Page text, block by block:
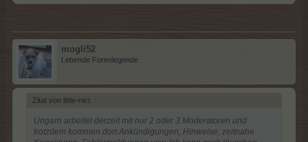
mogli52
Lebende Forenlegende
Zitat von little-nici: ↑
Ungarn arbeitet derzeit mit nur 2 oder 3 Moderatoren und
trotzdem kommen dort Ankündigungen, Hinweise, zeitnahe